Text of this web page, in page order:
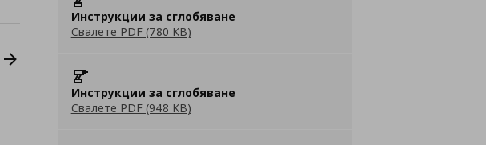
Инструкции за сглобяване
Свалете PDF (780 KB)
Инструкции за сглобяване
Свалете PDF (948 KB)